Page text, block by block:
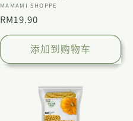
厂
商：
MAMAMI SHOPPE
常
规
价
格
RM19.90
添加到购物车